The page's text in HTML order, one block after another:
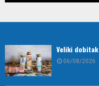
Veliki
06/08/2026